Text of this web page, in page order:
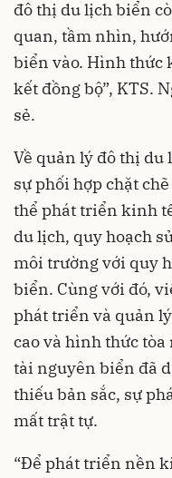
đô thị du lịch biển
quan, tầm nhìn,
biển vào. Hình
kết đồng bộ”, KTS.
sẻ.
Về quản lý đô thị
sự phối hợp chặt
thể phát triển kinh
du lịch, quy hoạch
môi trường với quy
biển. Cùng với đó,
phát triển và quản
cao và hình thức
tài nguyên biển đã
thiếu bản sắc, sự
mất trật tự.
“Để phát triển nền